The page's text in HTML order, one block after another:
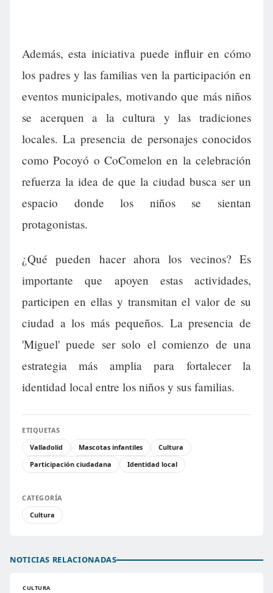
Además, esta iniciativa puede influir en cómo
los padres y las familias ven la participación en
eventos municipales, motivando que más niños
se acerquen a la cultura y las tradiciones
locales. La presencia de personajes conocidos
como Pocoyó o CoComelon en la celebración
refuerza la idea de que la ciudad busca ser un
espacio donde los niños se sientan
protagonistas.
¿Qué pueden hacer ahora los vecinos? Es
importante que apoyen estas actividades,
participen en ellas y transmitan el valor de su
ciudad a los más pequeños. La presencia de
'Miguel' puede ser solo el comienzo de una
estrategia más amplia para fortalecer la
identidad local entre los niños y sus familias.
ETIQUETAS
Valladolid
Mascotas infantiles
Cultura
Participación ciudadana
Identidad local
CATEGORÍA
Cultura
NOTICIAS RELACIONADAS
CULTURA